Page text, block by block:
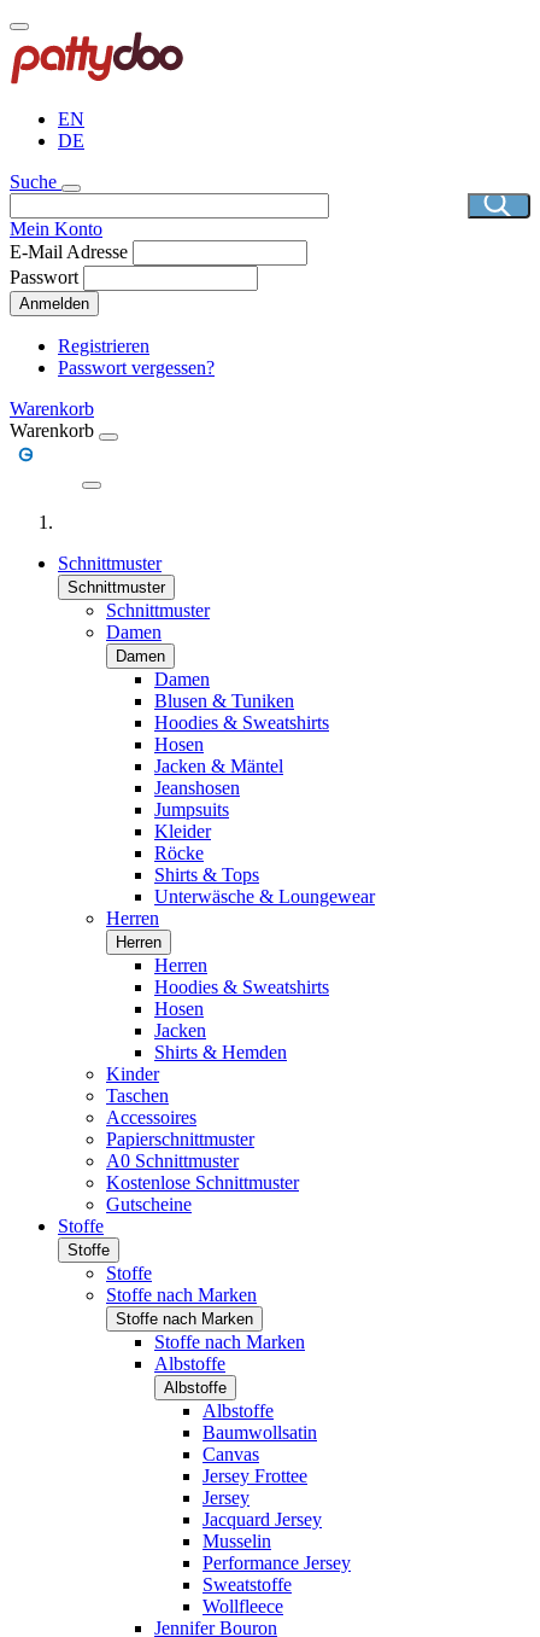
Direkt
zum
Inhalt
EN
DE
Suche
Mein Konto
E-Mail Adresse
Passwort
Anmelden
Registrieren
Passwort vergessen?
Warenkorb
Warenkorb
Schnittmuster
Schnittmuster
Schnittmuster
Damen
Damen
Damen
Blusen & Tuniken
Hoodies & Sweatshirts
Hosen
Jacken & Mäntel
Jeanshosen
Jumpsuits
Kleider
Röcke
Shirts & Tops
Unterwäsche & Loungewear
Herren
Herren
Herren
Hoodies & Sweatshirts
Hosen
Jacken
Shirts & Hemden
Kinder
Taschen
Accessoires
Papierschnittmuster
A0 Schnittmuster
Kostenlose Schnittmuster
Gutscheine
Stoffe
Stoffe
Stoffe
Stoffe nach Marken
Stoffe nach Marken
Stoffe nach Marken
Albstoffe
Albstoffe
Albstoffe
Baumwollsatin
Canvas
Jersey Frottee
Jersey
Jacquard Jersey
Musselin
Performance Jersey
Sweatstoffe
Wollfleece
Jennifer Bouron